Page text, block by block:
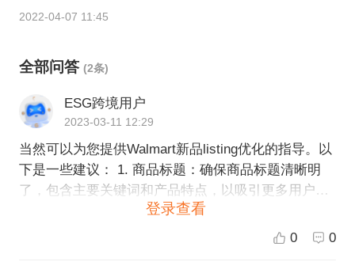
2022-04-07 11:45
全部问答 (2条)
ESG跨境用户
2023-03-11 12:29
当然可以为您提供Walmart新品listing优化的指导。以
下是一些建议： 1. 商品标题：确保商品标题清晰明
了，包含主要关键词和产品特点，以吸引更多用户点
功能特点、优点等区域，可以让搜索引擎更好地发现
登录查看
0 0